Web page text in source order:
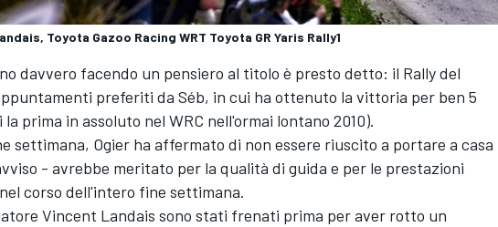
Toyota Gazoo Racing WRT Toyota GR Yaris Rally1
davvero facendo un pensiero al titolo è presto detto: il Rally del
preferiti da Séb, in cui ha ottenuto la vittoria per ben 5
prima in assoluto nel WRC nell'ormai lontano 2010).
settimana, Ogier ha affermato di non essere riuscito a portare a casa
- avrebbe meritato per la qualità di guida e per le prestazioni
corso dell'intero fine settimana.
Vincent Landais sono stati frenati prima per aver rotto un